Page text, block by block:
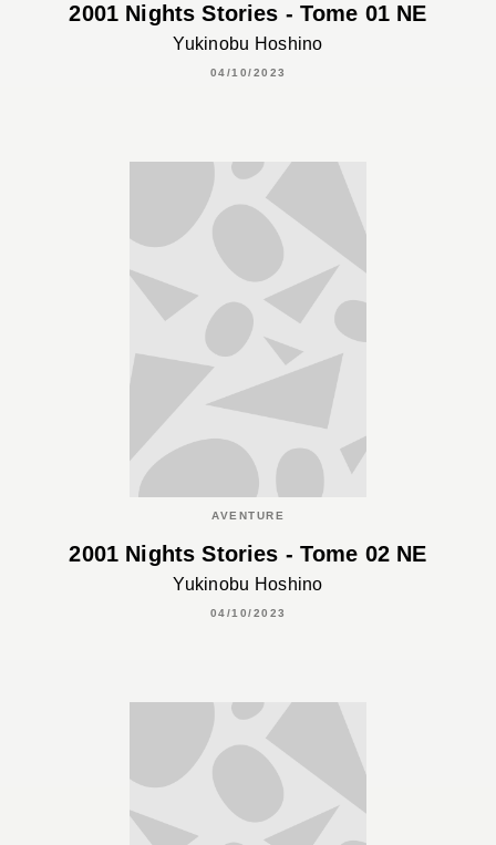
2001 Nights Stories - Tome 01 NE
Yukinobu Hoshino
04/10/2023
AVENTURE
2001 Nights Stories - Tome 02 NE
Yukinobu Hoshino
04/10/2023